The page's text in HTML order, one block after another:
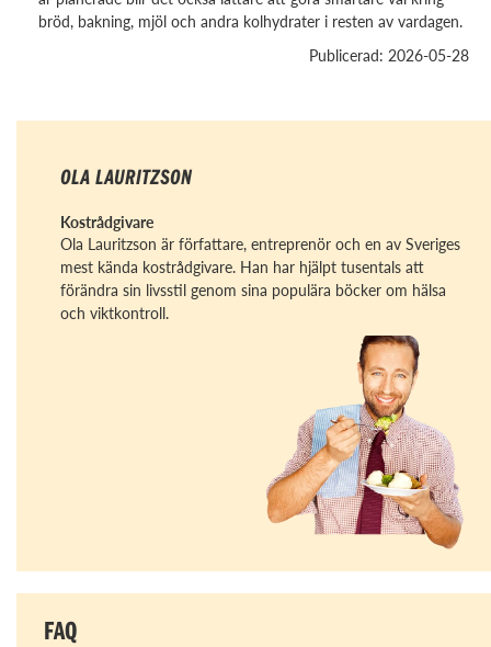
bröd, bakning, mjöl och andra kolhydrater i resten av vardagen.
Publicerad: 2026-05-28
OLA LAURITZSON
Kostrådgivare
Ola Lauritzson är författare, entreprenör och en av Sveriges
mest kända kostrådgivare. Han har hjälpt tusentals att
förändra sin livsstil genom sina populära böcker om hälsa
och viktkontroll.
FAQ